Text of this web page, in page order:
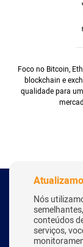
Foco no Bitcoin,
blockchain e
qualidade para
Nós
conteúdos
serviços,